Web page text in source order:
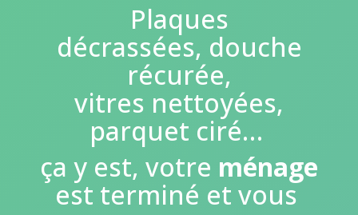
Plaques
décrassées, douche
récurée,
vitres nettoyées,
parquet ciré…
ça y est, votre ménage
est terminé et vous